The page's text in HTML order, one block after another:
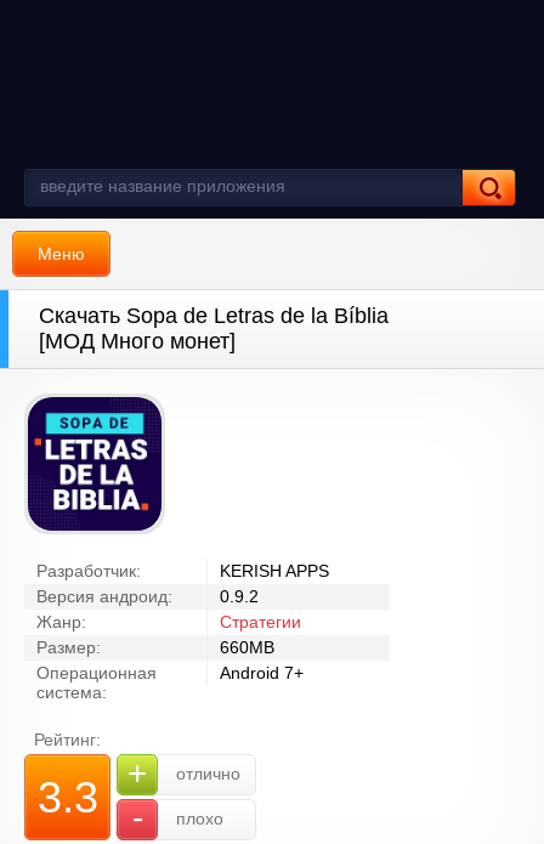
Меню
Скачать Sopa de Letras de la Bíblia
[МОД Много монет]
Разработчик:
KERISH APPS
Версия андроид:
0.9.2
Жанр:
Стратегии
Размер:
660MB
Операционная
система:
Android 7+
Рейтинг:
3.3 + отлично
-
плохо